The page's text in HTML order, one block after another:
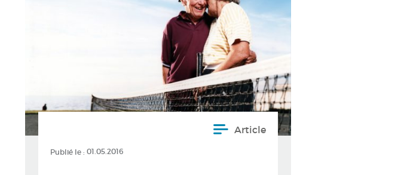
Article
Publié le :01.05.2016